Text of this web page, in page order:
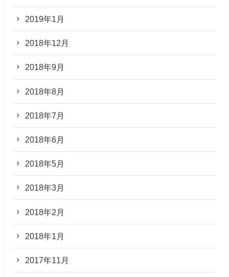
2019年1月
2018年12月
2018年9月
2018年8月
2018年7月
2018年6月
2018年5月
2018年3月
2018年2月
2018年1月
2017年11月